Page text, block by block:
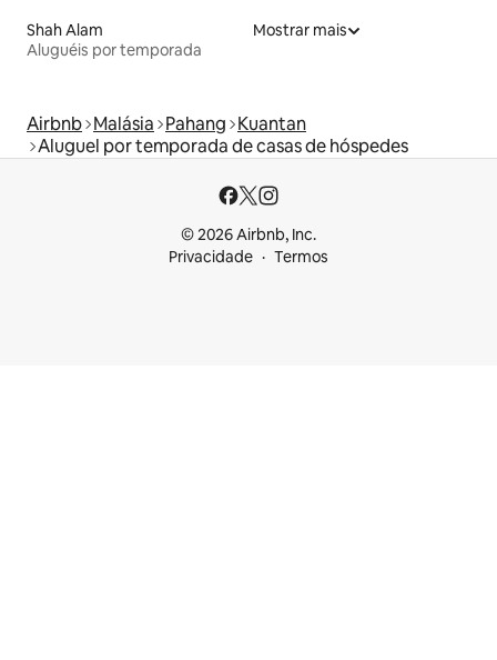
Shah Alam
Aluguéis por temporada
Mostrar mais
Airbnb Malásia Pahang Kuantan
Aluguel por temporada de casas de hóspedes
© 2026 Airbnb, Inc.
Privacidade
Termos